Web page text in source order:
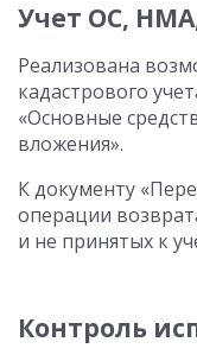
Учет ОС,
Реализована
кадастрового
«Основные
вложения».
К документу
операции
и не принятых к
Контроль